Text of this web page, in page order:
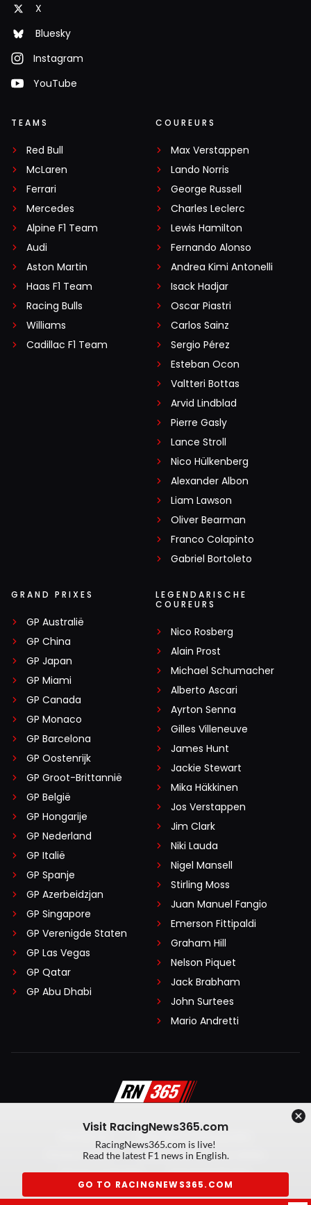
X
Bluesky
Instagram
YouTube
TEAMS
Red Bull
McLaren
Ferrari
Mercedes
Alpine F1 Team
Audi
Aston Martin
Haas F1 Team
Racing Bulls
Williams
Cadillac F1 Team
COUREURS
Max Verstappen
Lando Norris
George Russell
Charles Leclerc
Lewis Hamilton
Fernando Alonso
Andrea Kimi Antonelli
Isack Hadjar
Oscar Piastri
Carlos Sainz
Sergio Pérez
Esteban Ocon
Valtteri Bottas
Arvid Lindblad
Pierre Gasly
Lance Stroll
Nico Hülkenberg
Alexander Albon
Liam Lawson
Oliver Bearman
Franco Colapinto
Gabriel Bortoleto
GRAND PRIXES
GP Australië
GP China
GP Japan
GP Miami
GP Canada
GP Monaco
GP Barcelona
GP Oostenrijk
GP Groot-Brittannië
GP België
GP Hongarije
GP Nederland
GP Italië
GP Spanje
GP Azerbeidzjan
GP Singapore
GP Verenigde Staten
GP Las Vegas
GP Qatar
GP Abu Dhabi
LEGENDARISCHE
COUREURS
Nico Rosberg
Alain Prost
Michael Schumacher
Alberto Ascari
Ayrton Senna
Gilles Villeneuve
James Hunt
Jackie Stewart
Mika Häkkinen
Jos Verstappen
Jim Clark
Niki Lauda
Nigel Mansell
Stirling Moss
Juan Manuel Fangio
Emerson Fittipaldi
Graham Hill
Nelson Piquet
Jack Brabham
John Surtees
Mario Andretti
Algemene voorwaarden
Privacy Policy
Created by On Your Marks
Privacy manager
Kansspeluitingen
Visit RacingNews365.com
RacingNews365.com is live!
Read the latest F1 news in English.
GO TO RACINGNEWS365.COM